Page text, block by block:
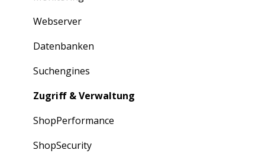
Rechnungen
Bestellungen
Erweiterungen
Partner-Portal
Webserver
Datenbanken
Suchengines
Zugriff & Verwaltung
ShopPerformance
ShopSecurity